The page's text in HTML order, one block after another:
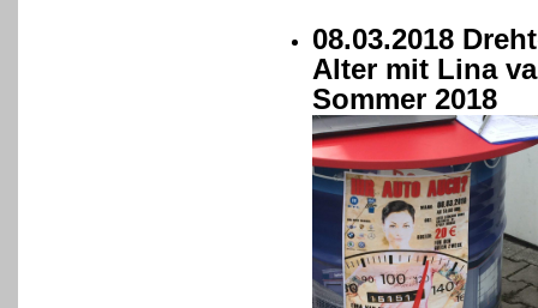
08.03.2018
Alter mit Lina
Sommer 2018